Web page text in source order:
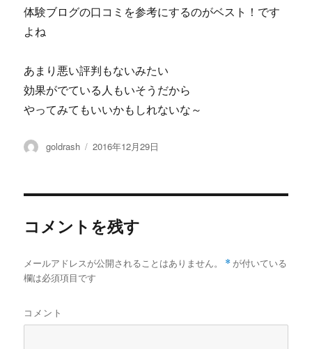
体験ブログの口コミを参考にするのがベスト！です
よね
あまり悪い評判もないみたい
効果がでている人もいそうだから
やってみてもいいかもしれないな～
投
goldrash
投
2016年12月29日
コメントを残す
メールアドレスが公開されることはありません。 * が付いている
欄は必須項目です
コメント